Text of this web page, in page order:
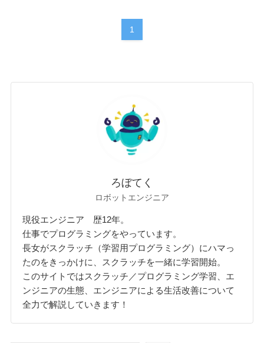
1
ろぼてく
ロボットエンジニア
現役エンジニア 歴12年。
仕事でプログラミングをやっています。
長女がスクラッチ（学習用プログラミング）にハマっ
たのをきっかけに、スクラッチを一緒に学習開始。
このサイトではスクラッチ／プログラミング学習、エ
ンジニアの生態、エンジニアによる生活改善について
全力で解説していきます！